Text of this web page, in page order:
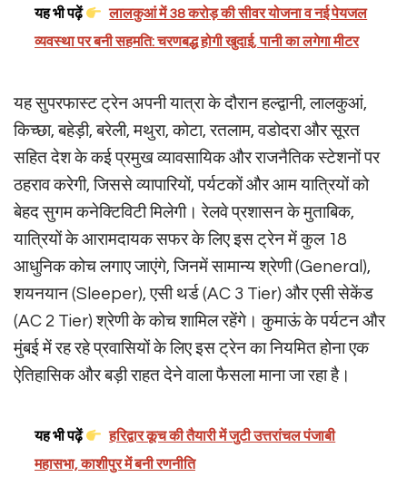
यह भी पढ़ें
लालकुआं में 38 करोड़ की सीवर योजना व नई पेयजल
व्यवस्था पर बनी सहमति: चरणबद्ध होगी खुदाई, पानी का लगेगा मीटर
यह सुपरफास्ट ट्रेन अपनी यात्रा के दौरान हल्द्वानी, लालकुआं,
किच्छा, बहेड़ी, बरेली, मथुरा, कोटा, रतलाम, वडोदरा और सूरत
सहित देश के कई प्रमुख व्यावसायिक और राजनैतिक स्टेशनों पर
ठहराव करेगी, जिससे व्यापारियों, पर्यटकों और आम यात्रियों को
बेहद सुगम कनेक्टिविटी मिलेगी। रेलवे प्रशासन के मुताबिक,
यात्रियों के आरामदायक सफर के लिए इस ट्रेन में कुल 18
आधुनिक कोच लगाए जाएंगे, जिनमें सामान्य श्रेणी (General),
शयनयान (Sleeper), एसी थर्ड (AC 3 Tier) और एसी सेकेंड
(AC 2 Tier) श्रेणी के कोच शामिल रहेंगे। कुमाऊं के पर्यटन और
मुंबई में रह रहे प्रवासियों के लिए इस ट्रेन का नियमित होना एक
ऐतिहासिक और बड़ी राहत देने वाला फैसला माना जा रहा है।
यह भी पढ़ें
हरिद्वार कूच की तैयारी में जुटी उत्तरांचल पंजाबी
महासभा, काशीपुर में बनी रणनीति